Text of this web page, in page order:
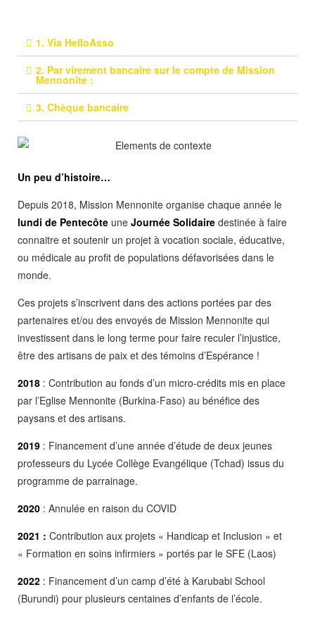
1. Via HelloAsso
2. Par virement bancaire sur le compte de Mission
Mennonite :
3. Chèque bancaire
Un peu d’histoire…
Depuis 2018, Mission Mennonite organise chaque année le
lundi de Pentecôte une Journée Solidaire destinée à faire
connaitre et soutenir un projet à vocation sociale, éducative,
ou médicale au profit de populations défavorisées dans le
monde.
Ces projets s’inscrivent dans des actions portées par des
partenaires et/ou des envoyés de Mission Mennonite qui
investissent dans le long terme pour faire reculer l’injustice,
être des artisans de paix et des témoins d’Espérance !
2018 : Contribution au fonds d’un micro-crédits mis en place
par l’Eglise Mennonite (Burkina-Faso) au bénéfice des
paysans et des artisans.
2019 : Financement d’une année d’étude de deux jeunes
professeurs du Lycée Collège Evangélique (Tchad) issus du
programme de parrainage.
2020 : Annulée en raison du COVID
2021 : Contribution aux projets « Handicap et Inclusion » et
« Formation en soins infirmiers » portés par le SFE (Laos)
2022 : Financement d’un camp d’été à Karubabi School
(Burundi) pour plusieurs centaines d’enfants de l’école.